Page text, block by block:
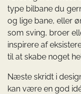
type bilbane du
og lige bane, eller
som sving, broer
inspirere af
til at skabe noget
Næste skridt i
kan være en god